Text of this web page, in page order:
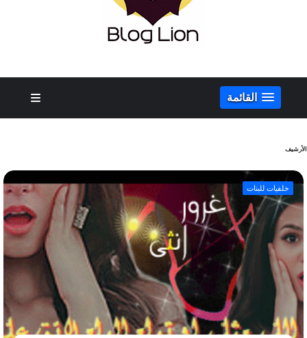
القائمة
الأرشيف
خلفيات للبنات